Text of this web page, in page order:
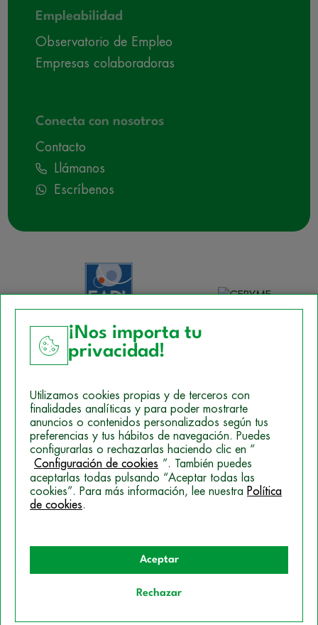
Empleabilidad
Observatorio de Empleo
Empresas colaboradoras
Conecta con nosotros
Contacto
Llámanos
Escríbenos
Política de Cookies
Mapa del sitio
Politica de Privacidad
© 2026 Campus Training
¡Nos importa tu
privacidad!
Utilizamos cookies propias y de terceros con
finalidades analíticas y para poder mostrarte
anuncios o contenidos personalizados según tus
preferencias y tus hábitos de navegación. Puedes
configurarlas o rechazarlas haciendo clic en “
Configuración de cookies ”. También puedes
aceptarlas todas pulsando “Aceptar todas las
cookies”. Para más información, lee nuestra Política
de cookies.
Aceptar
Rechazar